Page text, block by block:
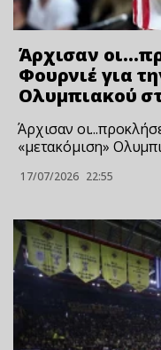
Άρχισαν
Φουρνιέ για
Ολυμπιακού
Άρχισαν
«μετακόμιση»
17/07/2026 22:55